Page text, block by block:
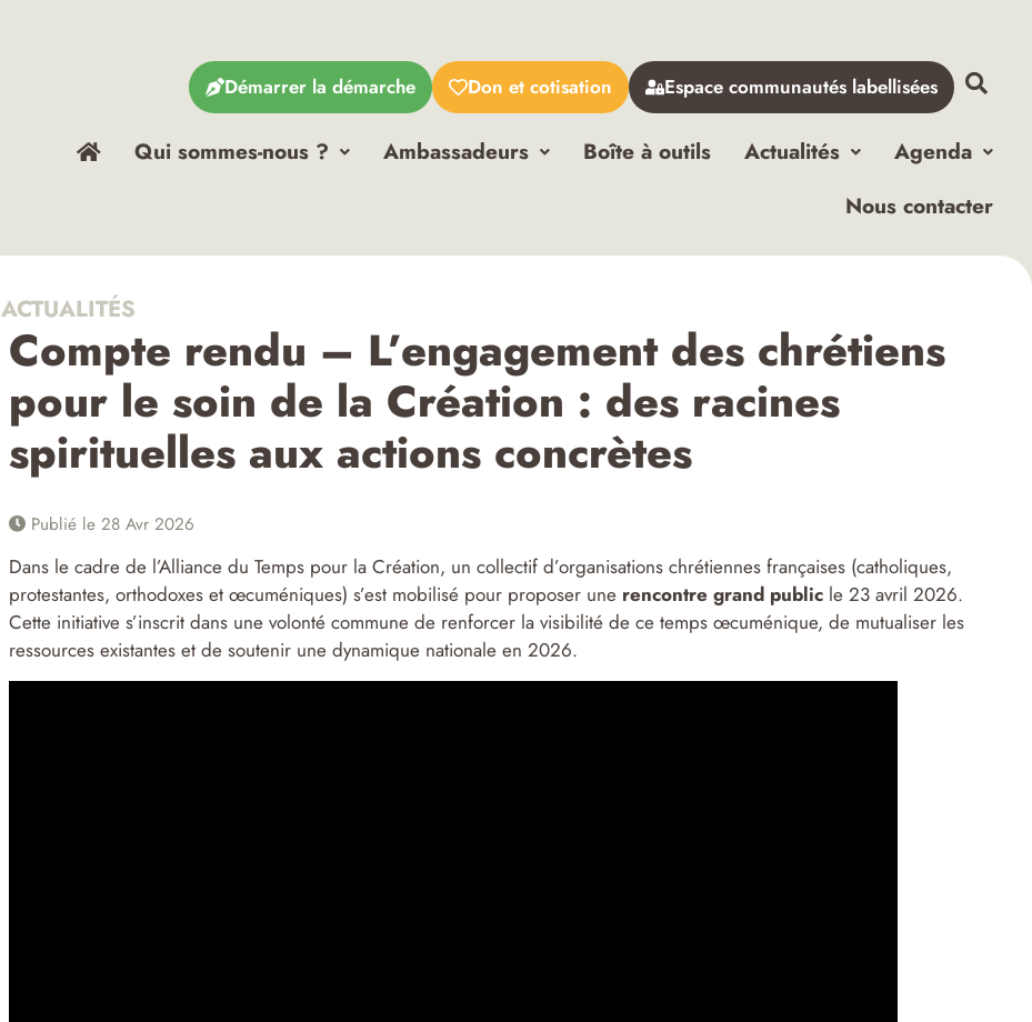
Démarrer la démarche Don et cotisation Espace communautés labellisées
Qui sommes-nous ? Ambassadeurs Boîte à outils Actualités
Agenda
Nous contacter
ACTUALITÉS
Compte rendu – L’engagement des chrétiens
pour le soin de la Création : des racines
spirituelles aux actions concrètes
Publié le 28 Avr 2026
Dans le cadre de l’Alliance du Temps pour la Création, un collectif d’organisations chrétiennes françaises (catholiques,
protestantes, orthodoxes et œcuméniques) s’est mobilisé pour proposer une rencontre grand publicle 23 avril 2026.
Cette initiative s’inscrit dans une volonté commune de renforcer la visibilité de ce temps œcuménique, de mutualiser les
ressources existantes et de soutenir une dynamique nationale en 2026.